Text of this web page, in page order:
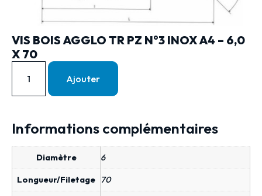
VIS BOIS AGGLO TR PZ N°3 INOX A4 – 6,0
X 70
Ajouter
Informations complémentaires
Diamètre 6
Longueur/Filetage 70